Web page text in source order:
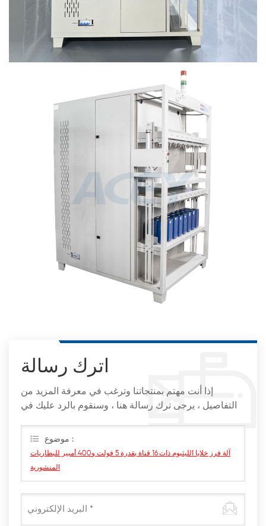
اترك رسالة
إذا أنت مهتم بمنتجاتنا وترغب في معرفة المزيد من
التفاصيل ، يرجى ترك رسالة هنا ، وسنقوم بالرد عليك في
موضوع :
آلة فرز خلايا الليثيوم ذات 16 قناة بقدرة 5 فولت و400 أمبير للبطاريات
المنشورية